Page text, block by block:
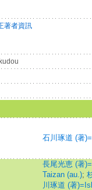
著者資訊
石川琢道 (著
長尾光恵 (著
Taizan (au.);
川琢道 (著